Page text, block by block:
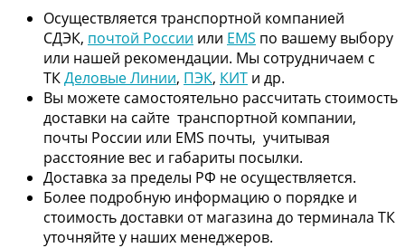
Осуществляется транспортной компанией
СДЭК, почтой России или EMS по вашему выбору
или нашей рекомендации. Мы сотрудничаем с
ТКДеловые Линии, ПЭК, КИТ и др.
Вы можете самостоятельно рассчитать стоимость
доставки на сайте транспортной компании,
почты России или EMS почты, учитывая
расстояние вес и габариты посылки.
Доставка за пределы РФ не осуществляется.
Более подробную информацию о порядке и
стоимость доставки от магазина до терминала ТК
уточняйте у наших менеджеров.